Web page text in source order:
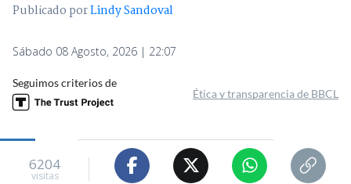
Publicado porLindy Sandoval
Sábado 08 Agosto, 2026 | 22:07
Seguimos criterios de
Ética y transparencia de BBCL
6204
visitas